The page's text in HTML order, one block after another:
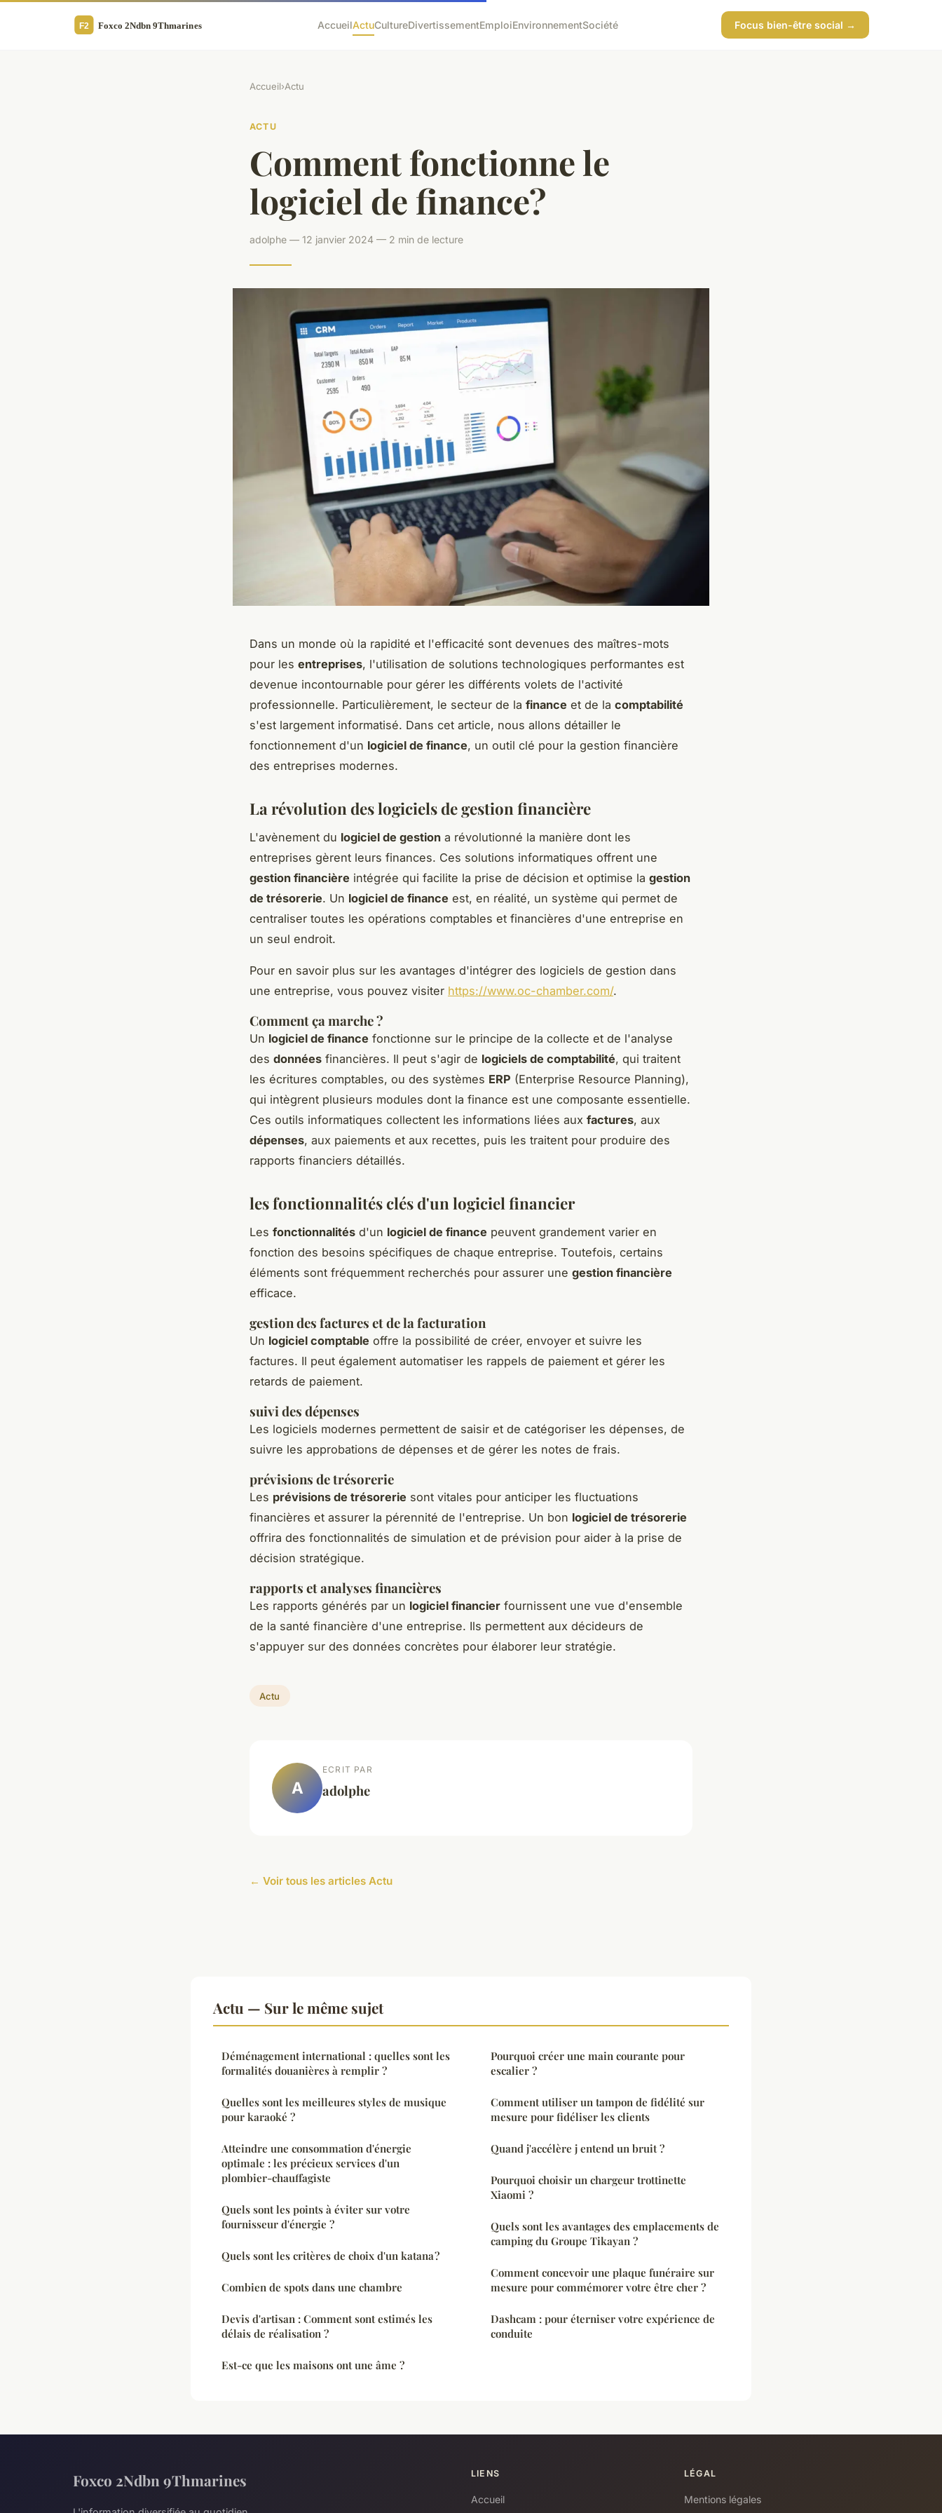
AccueilActuCultureDivertissementEmploiEnvironnementSociété Focus bien-être social →
Accueil›Actu
ACTU
Comment fonctionne le
logiciel de finance?
adolphe — 12 janvier 2024 — 2 min de lecture
Dans un monde où la rapidité et l'efficacité sont devenues des maîtres-mots
pour les entreprises, l'utilisation de solutions technologiques performantes est
devenue incontournable pour gérer les différents volets de l'activité
professionnelle. Particulièrement, le secteur de la finance et de la comptabilité
s'est largement informatisé. Dans cet article, nous allons détailler le
fonctionnement d'un logiciel de finance, un outil clé pour la gestion financière
des entreprises modernes.
La révolution des logiciels de gestion financière
L'avènement du logiciel de gestion a révolutionné la manière dont les
entreprises gèrent leurs finances. Ces solutions informatiques offrent une
gestion financière intégrée qui facilite la prise de décision et optimise la gestion
de trésorerie. Un logiciel de finance est, en réalité, un système qui permet de
centraliser toutes les opérations comptables et financières d'une entreprise en
un seul endroit.
Pour en savoir plus sur les avantages d'intégrer des logiciels de gestion dans
une entreprise, vous pouvez visiter https://www.oc-chamber.com/.
Comment ça marche ?
Un logiciel de finance fonctionne sur le principe de la collecte et de l'analyse
des données financières. Il peut s'agir de logiciels de comptabilité, qui traitent
les écritures comptables, ou des systèmes ERP (Enterprise Resource Planning),
qui intègrent plusieurs modules dont la finance est une composante essentielle.
Ces outils informatiques collectent les informations liées aux factures, aux
dépenses, aux paiements et aux recettes, puis les traitent pour produire des
rapports financiers détaillés.
les fonctionnalités clés d'un logiciel financier
Les fonctionnalités d'un logiciel de finance peuvent grandement varier en
fonction des besoins spécifiques de chaque entreprise. Toutefois, certains
éléments sont fréquemment recherchés pour assurer une gestion financière
efficace.
gestion des factures et de la facturation
Un logiciel comptable offre la possibilité de créer, envoyer et suivre les
factures. Il peut également automatiser les rappels de paiement et gérer les
retards de paiement.
suivi des dépenses
Les logiciels modernes permettent de saisir et de catégoriser les dépenses, de
suivre les approbations de dépenses et de gérer les notes de frais.
prévisions de trésorerie
Les prévisions de trésorerie sont vitales pour anticiper les fluctuations
financières et assurer la pérennité de l'entreprise. Un bon logiciel de trésorerie
offrira des fonctionnalités de simulation et de prévision pour aider à la prise de
décision stratégique.
rapports et analyses financières
Les rapports générés par un logiciel financier fournissent une vue d'ensemble
de la santé financière d'une entreprise. Ils permettent aux décideurs de
s'appuyer sur des données concrètes pour élaborer leur stratégie.
Actu
A
ECRIT PAR
adolphe
← Voir tous les articles Actu
Actu — Sur le même sujet
Déménagement international : quelles sont les
formalités douanières à remplir ?
Quelles sont les meilleures styles de musique
pour karaoké ?
Atteindre une consommation d'énergie
optimale : les précieux services d'un
plombier-chauffagiste
Quels sont les points à éviter sur votre
fournisseur d'énergie ?
Quels sont les critères de choix d'un katana ?
Combien de spots dans une chambre
Devis d'artisan : Comment sont estimés les
délais de réalisation ?
Est-ce que les maisons ont une âme ?
Pourquoi créer une main courante pour
escalier ?
Comment utiliser un tampon de fidélité sur
mesure pour fidéliser les clients
Quand j'accélère j entend un bruit ?
Pourquoi choisir un chargeur trottinette
Xiaomi ?
Quels sont les avantages des emplacements de
camping du Groupe Tikayan ?
Comment concevoir une plaque funéraire sur
mesure pour commémorer votre être cher ?
Dashcam : pour éterniser votre expérience de
conduite
Foxco 2Ndbn 9Thmarines LIENS
Accueil
LÉGAL
Mentions légales